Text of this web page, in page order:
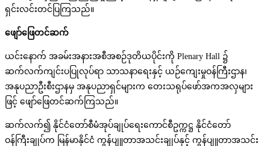
ရှင်းလင်းတင်ပြကြသည်။
ဖျော်ဖြေတင်ဆက်
ယင်းနောက် အခမ်းအနားအစီအစဉ်ဒုတိယပိုင်းကို Plenary Hall ၌
ဆက်လက်ကျင်းပပြုလုပ်ရာ သာသနာရေးနှင့် ယဉ်ကျေးမှုဝန်ကြီးဌာန၊
အနုပညာဦးစီးဌာနမှ အနုပညာရှင်များက တေးသရုပ်ဖော်အကအလှများ
ဖြင့် ဖျော်ဖြေတင်ဆက်ကြသည်။
ဆက်လက်၍ နိုင်ငံတော်စီမံအုပ်ချုပ်ရေးကောင်စီဥက္ကဋ္ဌ နိုင်ငံတော်
ဝန်ကြီးချုပ်က မြန်မာနိုင်ငံ ကွန်ပျူတာအသင်းချုပ်နှင့် ကွန်ပျူတာအသင်း